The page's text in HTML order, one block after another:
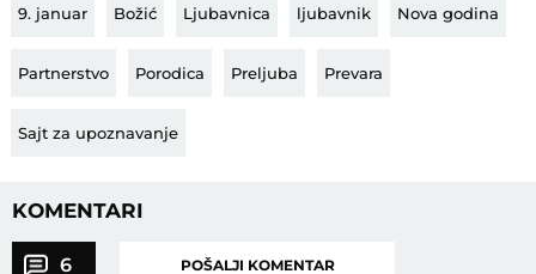
9. januar Božić Ljubavnica ljubavnik Nova godina
Partnerstvo Porodica Preljuba Prevara
Sajt za upoznavanje
KOMENTARI
6 POŠALJI KOMENTAR